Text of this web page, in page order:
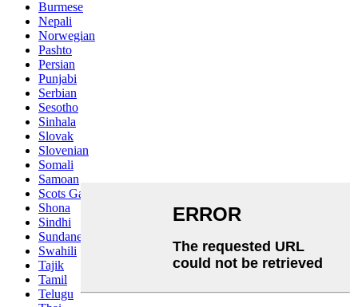
Burmese
Nepali
Norwegian
Pashto
Persian
Punjabi
Serbian
Sesotho
Sinhala
Slovak
Slovenian
Somali
Samoan
Scots Gaelic
Shona
Sindhi
Sundanese
Swahili
Tajik
Tamil
Telugu